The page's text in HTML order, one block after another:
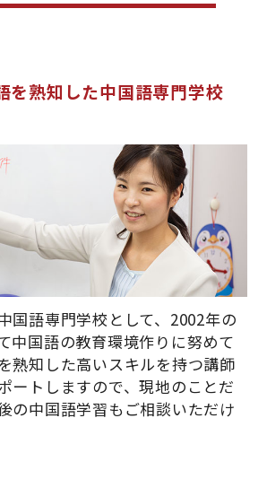
を熟知した中国語専門学校
国語専門学校として、2002年の
中国語の教育環境作りに努めて
熟知した高いスキルを持つ講師
ートしますので、現地のことだ
の中国語学習もご相談いただけ